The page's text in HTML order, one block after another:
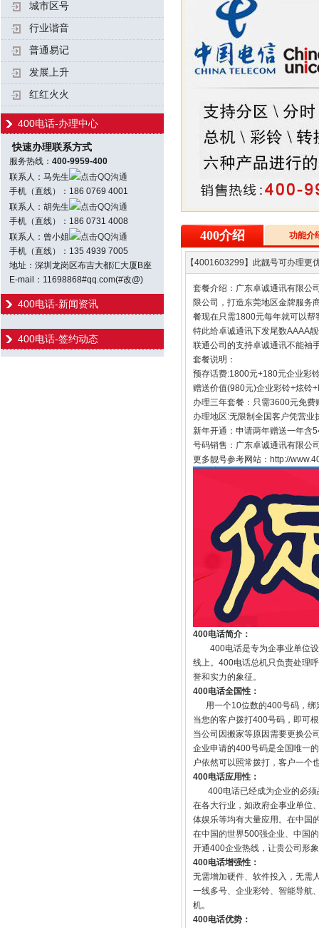
城市区号
行业谐音
普通易记
发展上升
红红火火
400电话-办理中心
快速办理联系方式
服务热线： 400-9959-400
联系人：马先生
点击QQ沟通
手机（直线）：186 0769 4001
联系人：胡先生
点击QQ沟通
手机（直线）：186 0731 4008
联系人：曾小姐
点击QQ沟通
手机（直线）：135 4939 7005
地址：深圳龙岗区布吉大都汇大厦B座
E-mail：11698868#qq.com(#改@)
400电话-新闻资讯
400电话-签约动态
400介绍 功能介
【4001603299】此靓号可办理
套餐介绍：广东卓诚通讯有限公
限公司，打造东莞地区金牌服务
餐现在只需1800元每年就可以
特此给卓诚通讯下发尾数AAAA
联通公司的支持卓诚通讯不能袖
套餐说明：
预存话费:1800元+180元企业彩
赠送价值(980元)企业彩铃+炫铃
办理三年套餐：只需3600元免
办理地区:无限制全国客户凭营
新年开通：申请两年赠送一年含
号码销售：广东卓诚通讯有限公
更多靓号参考网站：http://
400电话简介：
400电话是专为企事业单位设
线上。400电话总机只负责处理
誉和实力的象征。
400电话全国性：
用一个10位数的400号码，绑
当您的客户拨打400号码，即可
当公司因搬家等原因需要更换公
企业申请的400号码是全国唯一
户依然可以照常拨打，客户一个
400电话应用性：
400电话已经成为企业的必须
在各大行业，如政府企事业单位
体娱乐等均有大量应用。在中国
在中国的世界500强企业、中国
开通400企业热线，让贵公司形
400电话增强性：
无需增加硬件、软件投入，无需
一线多号、企业彩铃、智能导航
机。
400电话优势：